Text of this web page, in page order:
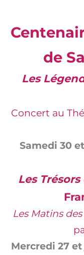
de
Les
Concert au
Samedi 30
Les
Les Matins
Mercredi 27 et